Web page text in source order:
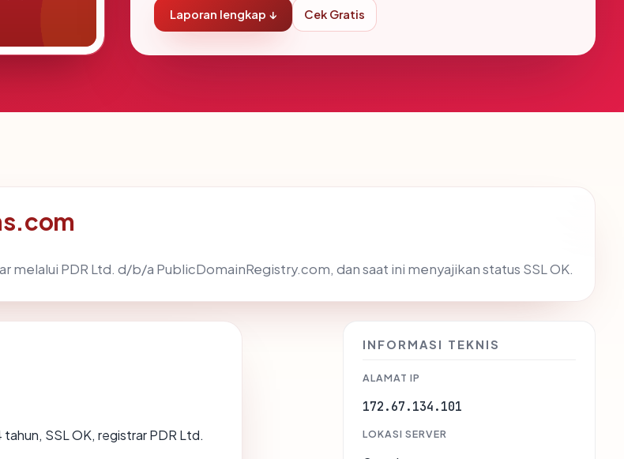
Laporan lengkap ↓ Cek Gratis
melalui PDR Ltd. d/b/a PublicDomainRegistry.com, dan saat ini menyajikan status SSL OK.
SSL OK, registrar PDR Ltd.
INFORMASI TEKNIS
ALAMAT IP
172.67.134.101
LOKASI SERVER